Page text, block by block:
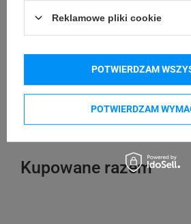
AIMO AM246S AIMO 520
AIMO 650 AIMO 6XL
DYMO LabelWriter LW 4XL DYMO
Kupowane razem
Reklamowe pliki cookie
POTWIERDZAM
POTWIERDZAM